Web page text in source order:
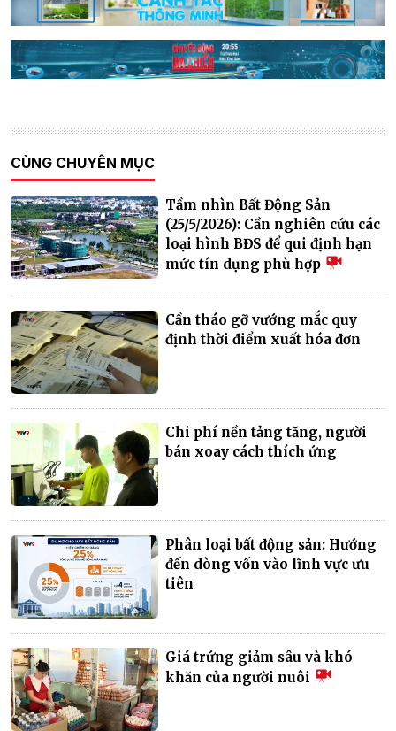
CÙNG CHUYÊN MỤC
Tầm nhìn Bất Động Sản
(25/5/2026): Cần nghiên cứu các
loại hình BĐS để qui định hạn
mức tín dụng phù hợp
Cần tháo gỡ vướng mắc quy
định thời điểm xuất hóa đơn
Chi phí nền tảng tăng, người
bán xoay cách thích ứng
Phân loại bất động sản: Hướng
đến dòng vốn vào lĩnh vực ưu
tiên
Giá trứng giảm sâu và khó
khăn của người nuôi